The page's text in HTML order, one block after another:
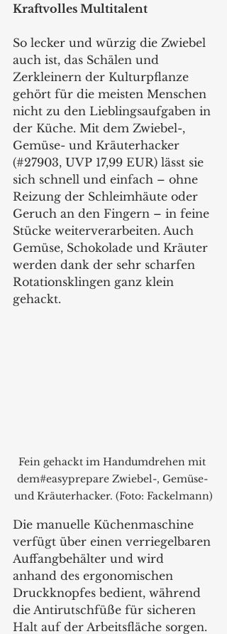
Kraftvolles Multitalent
So lecker und würzig die Zwiebel
auch ist, das Schälen und
Zerkleinern der Kulturpflanze
gehört für die meisten Menschen
nicht zu den Lieblingsaufgaben in
der Küche. Mit dem Zwiebel-,
Gemüse- und Kräuterhacker
(#27903, UVP 17,99 EUR) lässt sie
sich schnell und einfach – ohne
Reizung der Schleimhäute oder
Geruch an den Fingern – in feine
Stücke weiterverarbeiten. Auch
Gemüse, Schokolade und Kräuter
werden dank der sehr scharfen
Rotationsklingen ganz klein
gehackt.
Fein gehackt im Handumdrehen mit
dem#easyprepare Zwiebel-, Gemüse-
und Kräuterhacker. (Foto: Fackelmann)
Die manuelle Küchenmaschine
verfügt über einen verriegelbaren
Auffangbehälter und wird
anhand des ergonomischen
Druckknopfes bedient, während
die Antirutschfüße für sicheren
Halt auf der Arbeitsfläche sorgen.